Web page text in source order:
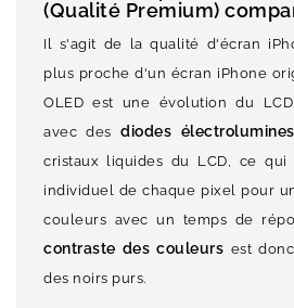
(Qualité Premium)
Il s'agit de la qualité d'écran
plus proche d'un écran iPhone
OLED est une évolution du
avec desdiodes
cristaux liquides du LCD, ce
individuel de chaque pixel pour
couleurs avec un temps de
contraste des couleurs est
des noirs purs.